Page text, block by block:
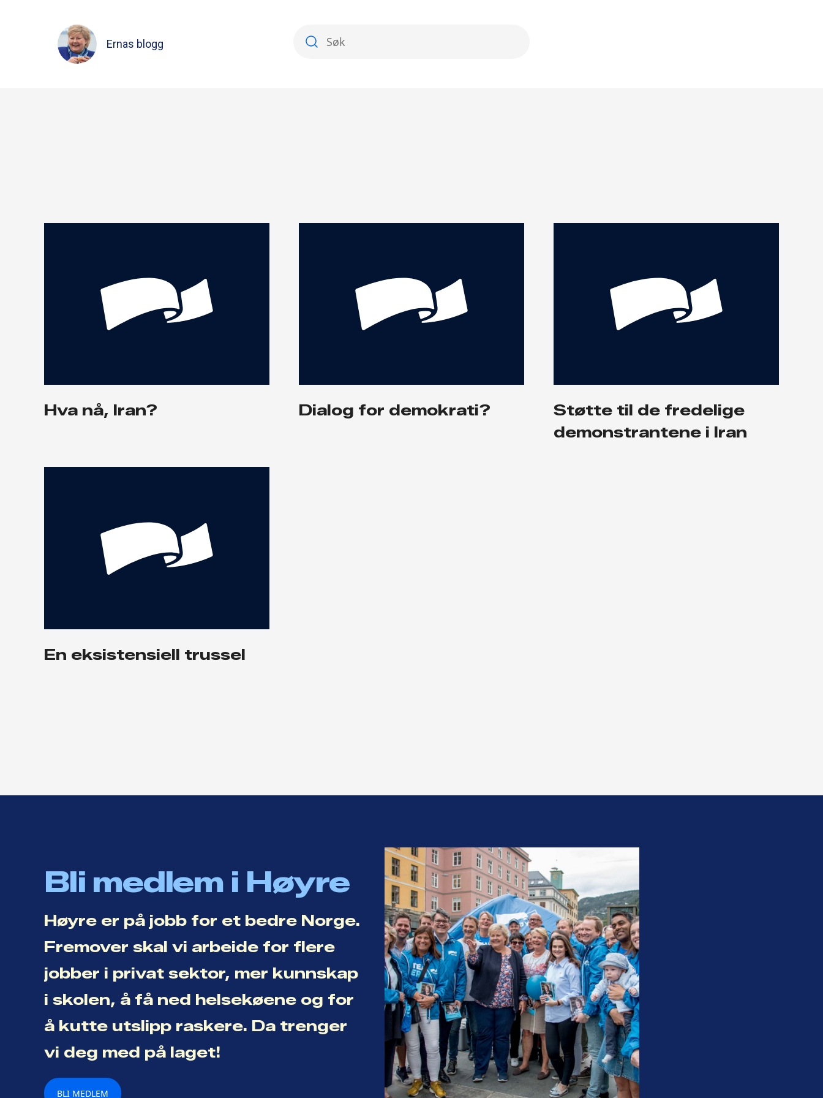
Ernas blogg
Hva nå, Iran? Dialog for demokrati?
Støtte til de fredelige
demonstrantene i Iran
En eksistensiell trussel
Bli medlem i Høyre
Høyre er på jobb for et bedre Norge.
Fremover skal vi arbeide for flere
jobber i privat sektor, mer kunnskap
i skolen, å få ned helsekøene og for
å kutte utslipp raskere. Da trenger
vi deg med på laget!
BLI MEDLEM